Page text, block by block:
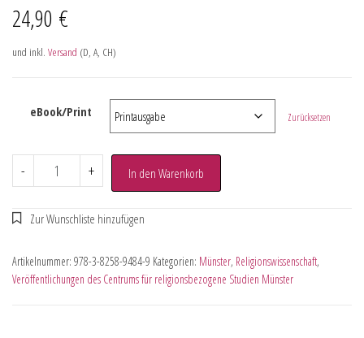
24,90 €
und inkl. Versand (D, A, CH)
eBook/Print Zurücksetzen
- + In den Warenkorb
Artikelnummer: 978-3-8258-9484-9 Kategorien: Münster, Religionswissenschaft,
Veröffentlichungen des Centrums für religionsbezogene Studien Münster